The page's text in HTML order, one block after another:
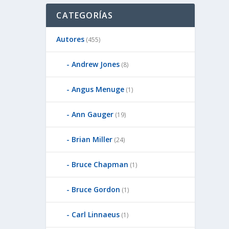
CATEGORÍAS
Autores (455)
Andrew Jones (8)
Angus Menuge (1)
Ann Gauger (19)
Brian Miller (24)
Bruce Chapman (1)
Bruce Gordon (1)
Carl Linnaeus (1)